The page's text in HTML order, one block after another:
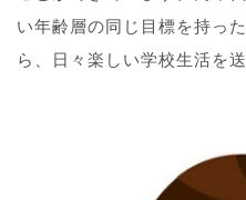
い年齢層の同じ目標を持っ
ら、日々楽しい学校生活を